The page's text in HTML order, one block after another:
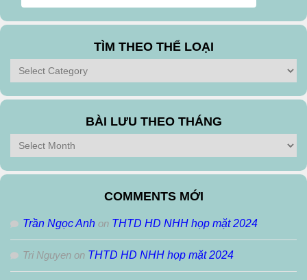
TÌM THEO THỂ LOẠI
Tìm
theo
Thể
BÀI LƯU THEO THÁNG
Bài
Lưu
Theo
COMMENTS MỚI
Trần Ngọc Anh on THTD HD NHH họp mặt 2024
Tri Nguyen on THTD HD NHH họp mặt 2024